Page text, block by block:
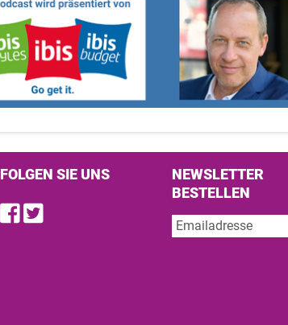
FOLGEN SIE UNS
Find us on Facebook
Follow us on Twitter
NEWSLETTER
BESTELLEN